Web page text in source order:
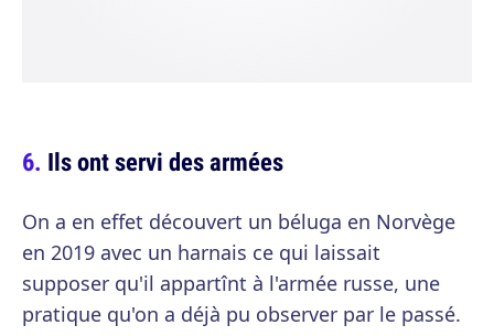
Ils ont servi des armées
On a en effet découvert un béluga en Norvège
en 2019 avec un harnais ce qui laissait
supposer qu'il appartînt à l'armée russe, une
pratique qu'on a déjà pu observer par le passé.